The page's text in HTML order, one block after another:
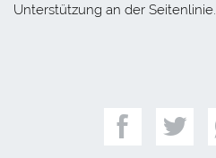
Unterstützung an der Seitenlinie.